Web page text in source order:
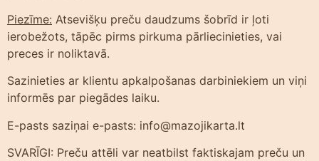
Piezīme: Atsevišķu preču daudzums šobrīd ir ļoti
ierobežots, tāpēc pirms pirkuma pārliecinieties, vai
preces ir noliktavā.
Sazinieties ar klientu apkalpošanas darbiniekiem un viņi
informēs par piegādes laiku.
E-pasts saziņai e-pasts: info@mazojikarta.lt
SVARĪGI: Preču attēli var neatbilst faktiskajam preču un